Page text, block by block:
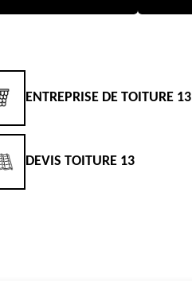
ENTREPRISE DE TOITURE 13
DEVIS TOITURE 13